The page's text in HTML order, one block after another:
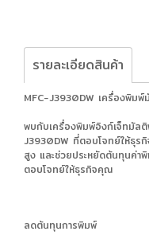
รายละเอียดสินค้า
MFC-J3930DW เครื่องพิม
พบกับเครื่องพิมพ์อิงก์เจ็ทมัล
J3930DW ที่ตอบโจทย์ให้ธุร
สูง และช่วยประหยัดต้นทุนค่า
ตอบโจทย์ให้ธุรกิจคุณ
ลดต้นทุนการพิมพ์